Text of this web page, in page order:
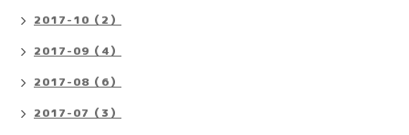
2017-10（2）
2017-09（4）
2017-08（6）
2017-07（3）